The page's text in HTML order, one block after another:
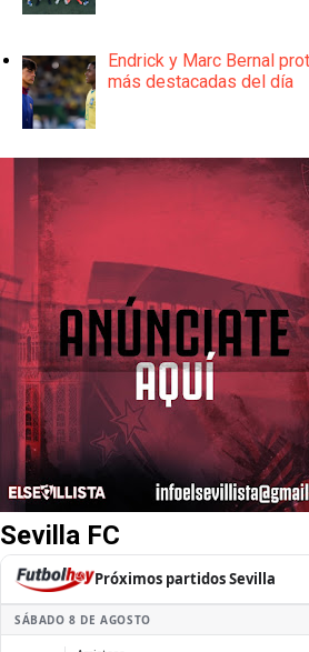
Endrick y Marc Bernal
más destacadas del día
Sevilla FC